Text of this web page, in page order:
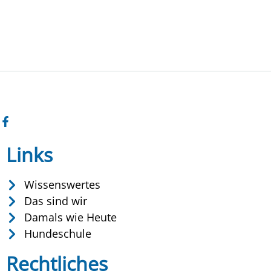
Links
Wissenswertes
Das sind wir
Damals wie Heute
Hundeschule
Rechtliches